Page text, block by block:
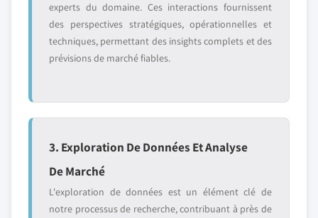
experts du domaine. Ces interactions fournissent
des perspectives stratégiques, opérationnelles et
techniques, permettant des insights complets et des
prévisions de marché fiables.
3. Exploration De Données Et Analyse
De Marché
L'exploration de données est un élément clé de
notre processus de recherche, contribuant à près de